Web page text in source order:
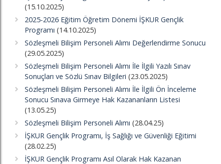
(15.10.2025)
2025-2026 Eğitim Öğretim Dönemi İŞKUR Gençlik
Programı (14.10.2025)
Sözleşmeli Bilişim Personeli Alımı Değerlendirme Sonucu
(29.05.2025)
Sözleşmeli Bilişim Personeli Alımı İle İlgili Yazılı Sınav
Sonuçları ve Sözlü Sınav Bilgileri (23.05.2025)
Sözleşmeli Bilişim Personeli Alımı İle İlgili Ön İnceleme
Sonucu Sınava Girmeye Hak Kazananların Listesi
(13.05.25)
Sözleşmeli Bilişim Personeli Alımı (28.04.25)
İŞKUR Gençlik Programı, İş Sağlığı ve Güvenliği Eğitimi
(28.02.25)
İŞKUR Gençlik Programı Asıl Olarak Hak Kazanan